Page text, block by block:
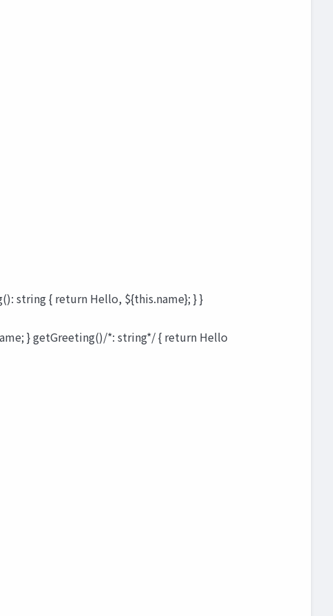
string { return Hello, ${this.name}; } }
} getGreeting()/*: string*/ { return Hello